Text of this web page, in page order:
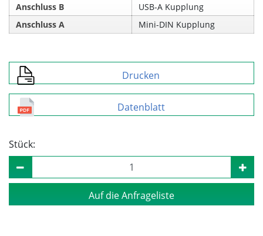
Anschluss B
USB-A Kupplung
Anschluss A
Mini-DIN Kupplung
Drucken
Datenblatt
Stück:
Auf die Anfrageliste